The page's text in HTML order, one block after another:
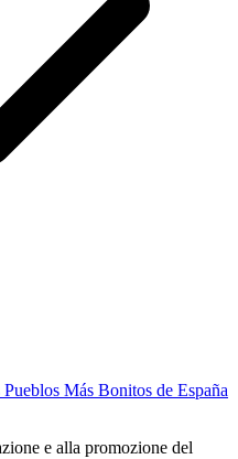
Más Bonitos de España
e alla promozione del